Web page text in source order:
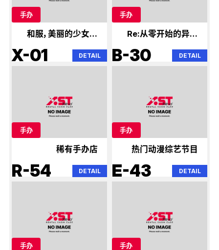
手办
和服，美丽的少女身
姿
X-01 DETAIL
手办
Re:从零开始的异世
界生活
B-30 DETAIL
手办
稀有手办店
R-54 DETAIL
手办
热门动漫综艺节目
E-43 DETAIL
手办 手办